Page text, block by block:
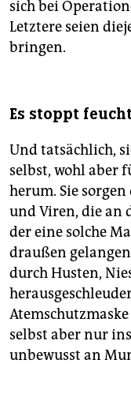
sich bei
Letztere seien
bringen.
Es stoppt
Und tatsächlich,
selbst, wohl aber
herum. Sie
und Viren, die an
der eine solche
draußen
durch Husten,
selbst aber nur
unbewusst an